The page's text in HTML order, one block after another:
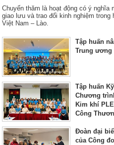
Chuyến thăm là hoạt động có ý nghĩa
giao lưu và trao đổi kinh nghiệm
Việt Nam – Lào.
Tập huấn
Trung ương
Tập huấn
Chương
Kim khí
Công
Đoàn đại
của Công